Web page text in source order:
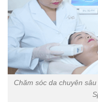
Chăm sóc da chuyên